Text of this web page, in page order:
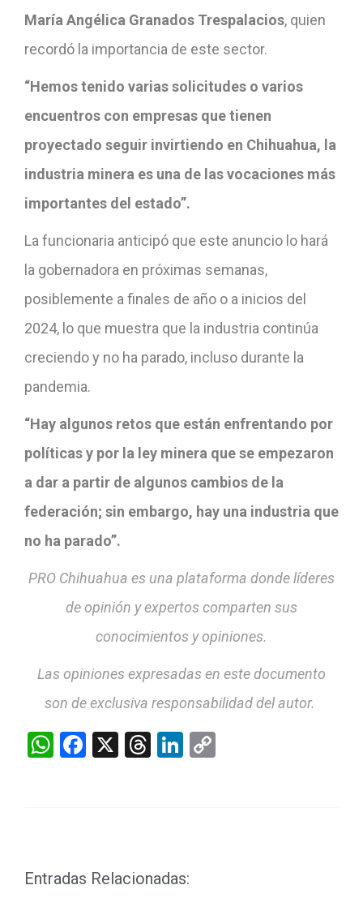
María Angélica Granados Trespalacios, quien
recordó la importancia de este sector.
“Hemos tenido varias solicitudes o varios
encuentros con empresas que tienen
proyectado seguir invirtiendo en Chihuahua, la
industria minera es una de las vocaciones más
importantes del estado”.
La funcionaria anticipó que este anuncio lo hará
la gobernadora en próximas semanas,
posiblemente a finales de año o a inicios del
2024, lo que muestra que la industria continúa
creciendo y no ha parado, incluso durante la
pandemia.
“Hay algunos retos que están enfrentando por
políticas y por la ley minera que se empezaron
a dar a partir de algunos cambios de la
federación; sin embargo, hay una industria que
no ha parado”.
PRO Chihuahua es una plataforma donde líderes
de opinión y expertos comparten sus
conocimientos y opiniones.
Las opiniones expresadas en este documento
son de exclusiva responsabilidad del autor.
WhatsApp
Facebook
X Threads
LinkedIn
Entradas Relacionadas: